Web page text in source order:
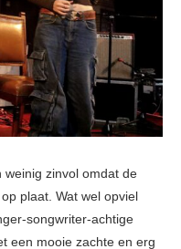
weinig zinvol omdat de
plaat. Wat wel opviel
songwriter-achtige
een mooie zachte en erg